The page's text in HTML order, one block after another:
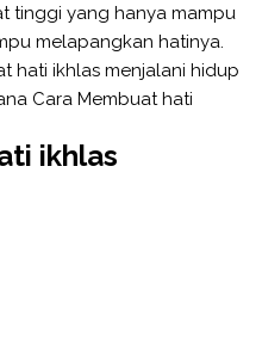
tinggi yang hanya mampu
melapangkan hatinya.
hati ikhlas menjalani hidup
Cara Membuat hati
ikhlas